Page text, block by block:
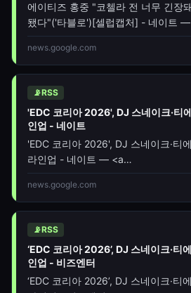
에이티즈 홍중 "코첼라 전 너무 긴장
됐다"('타블로')[셀럽캡처] - 네이트
href="https://news.google.com/rss/
oc=5" target="_blank">에이티즈 홍
긴장돼 타블로에 전화…큰 힘 됐다
news.google.com
📡RSS
'EDC 코리아 2026', DJ 스네이크·티
인업 - 네이트
'EDC 코리아 2026', DJ 스네이크·티
라인업 - 네이트 — <a
href="https://news.google.com/rss/
oc=5" target="_blank">'EDC 코리
티에스토
news.google.com
📡RSS
‘EDC 코리아 2026’, DJ 스네이크·티
인업 - 비즈엔터
‘EDC 코리아 2026’, DJ 스네이크·티